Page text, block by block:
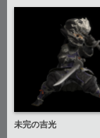
未完の吉光